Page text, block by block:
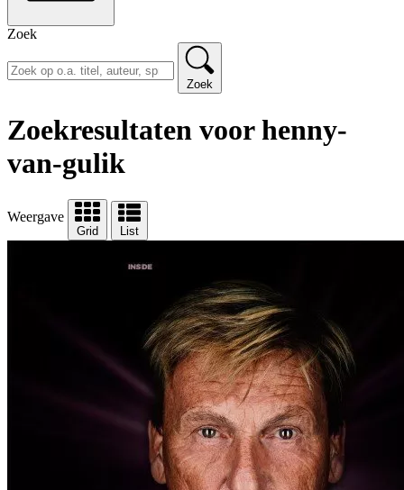
Zoek
Zoek
Zoekresultaten voor henny-
van-gulik
Weergave
Grid List